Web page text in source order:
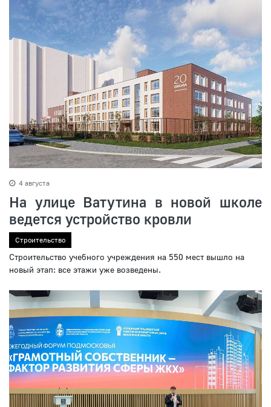
4 августа
На улице Ватутина в новой школе
ведется устройство кровли
Строительство
Строительство учебного учреждения на 550 мест вышло на
новый этап: все этажи уже возведены.